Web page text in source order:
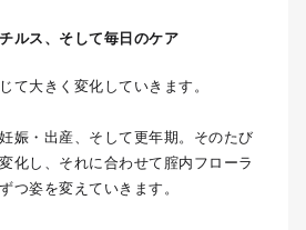
ルス、そして毎日のケア
て大きく変化していきます。
娠・出産、そして更年期。そのたび
化し、それに合わせて腟内フローラ
つ姿を変えていきます。